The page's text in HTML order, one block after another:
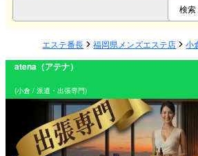
エステ番長 福岡県メンズエステ店 小
atena（アテナ）
(小倉 / 派遣・出張専門)